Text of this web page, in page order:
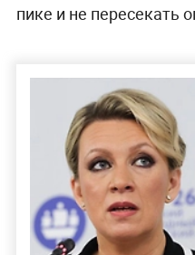
пике и не пересекать